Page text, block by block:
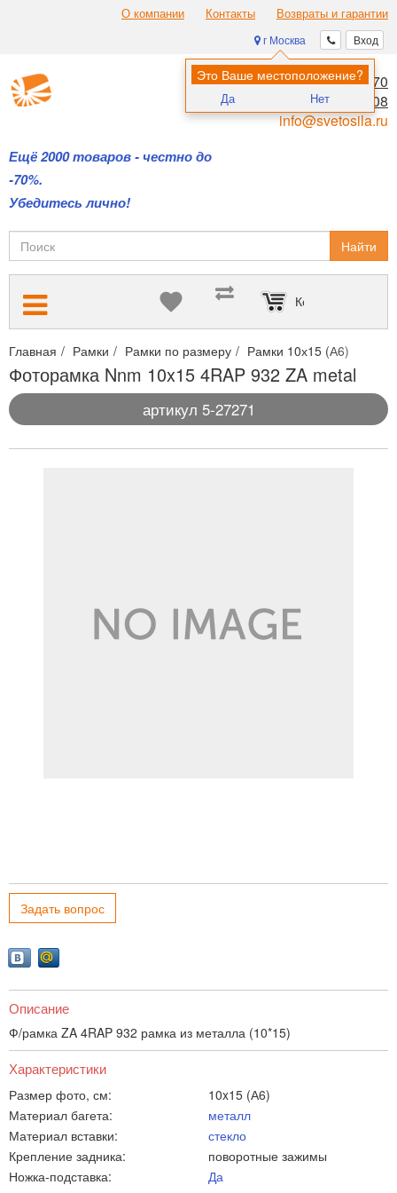
О компании Контакты Возвраты и гарантии
Вход
г Москва
Это Ваше местоположение?
Да Нет
Ещё 2000 товаров - честно до
-70%.
Убедитесь лично!
8 (495) 970-00-70
8 (800) 700-11-08
info@svetosila.ru
Найти
Корзина пуста
Главная Рамки Рамки по размеру Рамки 10х15 (А6)
Фоторамка Nnm 10x15 4RAP 932 ZA metal
артикул 5-27271
Задать вопрос
Описание
Ф/рамка ZA 4RAP 932 рамка из металла (10*15)
Характеристики
Размер фото, см:
10x15 (А6)
Материал багета:
металл
Материал вставки:
стекло
Крепление задника:
поворотные зажимы
Ножка-подставка:
Да